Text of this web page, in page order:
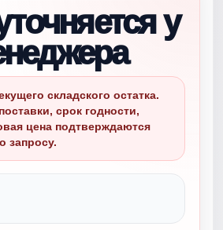
у
складского остатка.
срок годности,
цена подтверждаются
запросу.